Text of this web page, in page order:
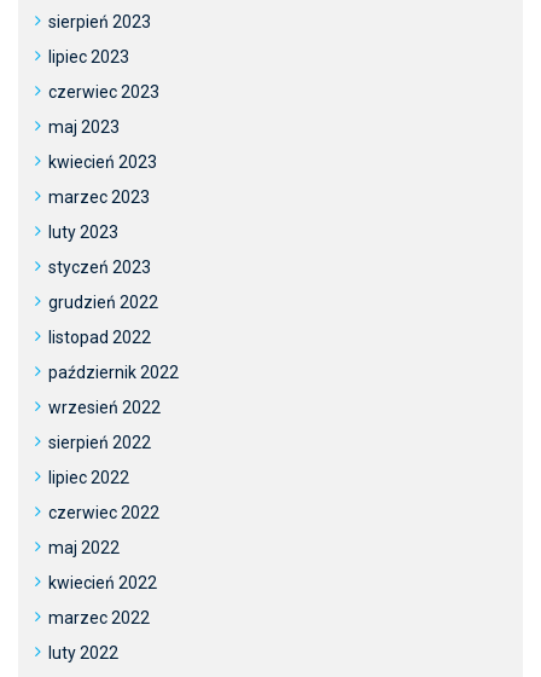
sierpień 2023
lipiec 2023
czerwiec 2023
maj 2023
kwiecień 2023
marzec 2023
luty 2023
styczeń 2023
grudzień 2022
listopad 2022
październik 2022
wrzesień 2022
sierpień 2022
lipiec 2022
czerwiec 2022
maj 2022
kwiecień 2022
marzec 2022
luty 2022